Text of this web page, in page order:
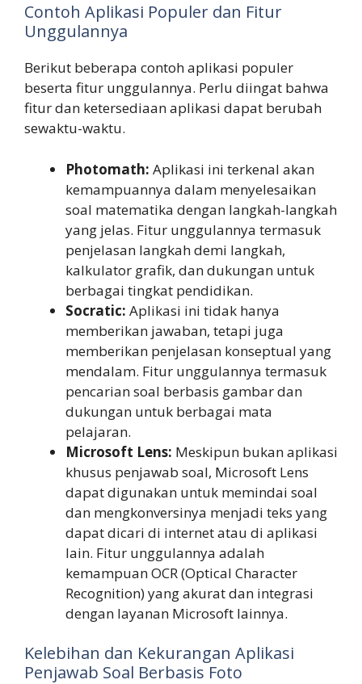
Contoh Aplikasi Populer dan Fitur
Unggulannya
Berikut beberapa contoh aplikasi populer
beserta fitur unggulannya. Perlu diingat bahwa
fitur dan ketersediaan aplikasi dapat berubah
sewaktu-waktu.
Photomath: Aplikasi ini terkenal akan
kemampuannya dalam menyelesaikan
soal matematika dengan langkah-langkah
yang jelas. Fitur unggulannya termasuk
penjelasan langkah demi langkah,
kalkulator grafik, dan dukungan untuk
berbagai tingkat pendidikan.
Socratic: Aplikasi ini tidak hanya
memberikan jawaban, tetapi juga
memberikan penjelasan konseptual yang
mendalam. Fitur unggulannya termasuk
pencarian soal berbasis gambar dan
dukungan untuk berbagai mata
pelajaran.
Microsoft Lens: Meskipun bukan aplikasi
khusus penjawab soal, Microsoft Lens
dapat digunakan untuk memindai soal
dan mengkonversinya menjadi teks yang
dapat dicari di internet atau di aplikasi
lain. Fitur unggulannya adalah
kemampuan OCR (Optical Character
Recognition) yang akurat dan integrasi
dengan layanan Microsoft lainnya.
Kelebihan dan Kekurangan Aplikasi
Penjawab Soal Berbasis Foto